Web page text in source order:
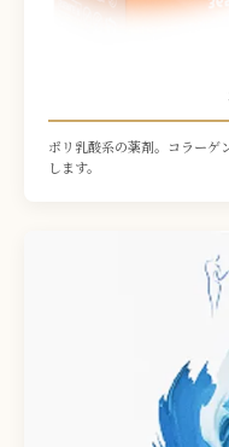
ポリ乳酸系の薬剤。コラーゲ
します。